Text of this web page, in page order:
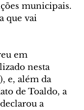
municipais.
que vai
em
nesta
e, além da
de Toaldo, a
a